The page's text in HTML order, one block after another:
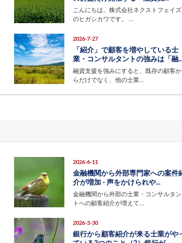
こんにちは。株式会社ネクストフェイズ
のヒガシカワです。 …
2026-7-27
「紹介」で顧客を増やしている士
業・コンサルタントの強みは「融
融資支援を強みにすると、既存の顧客か
らだけでなく、他の士業…
2026-6-11
金融機関から外部専門家への案件
介が増加 - 声をかけられや...
金融機関から外部の士業・コンサルタン
トへの顧客紹介が増えて…
2026-3-30
銀行から顧客紹介が来る士業がや